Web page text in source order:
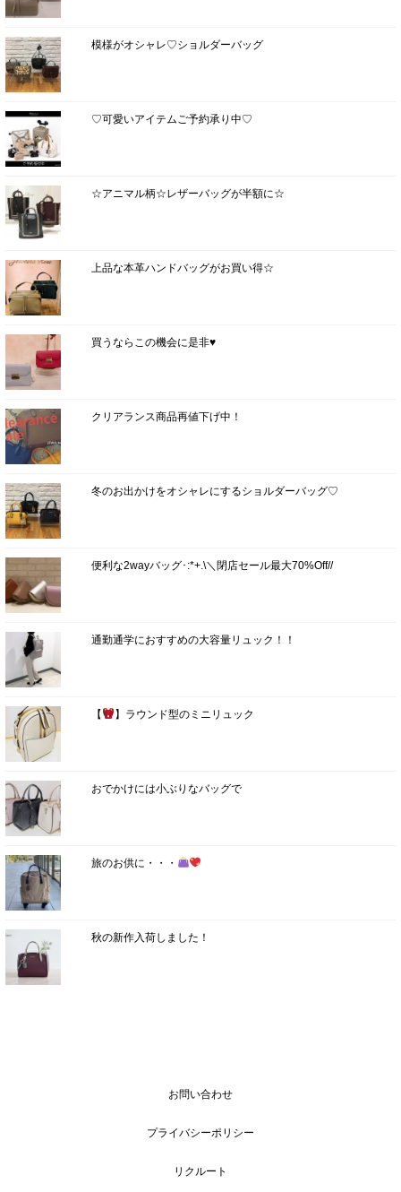
模様がオシャレ♡ショルダーバッグ
♡可愛いアイテムご予約承り中♡
☆アニマル柄☆レザーバッグが半額に☆
上品な本革ハンドバッグがお買い得☆
買うならこの機会に是非♥
クリアランス商品再値下げ中！
冬のお出かけをオシャレにするショルダーバッグ♡
便利な2wayバッグ･:*+.\＼閉店セール最大70%Off//
通勤通学におすすめの大容量リュック！！
【 】ラウンド型のミニリュック
おでかけには小ぶりなバッグで
旅のお供に・・・
秋の新作入荷しました！
お問い合わせ
プライバシーポリシー
リクルート